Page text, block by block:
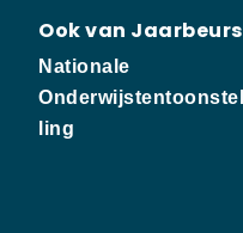
Ook van Jaarbeurs
Nationale
Onderwijstentoonstel
ling